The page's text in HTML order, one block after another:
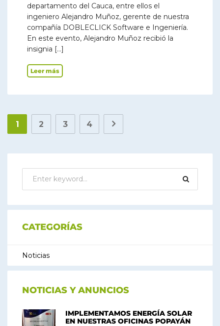
departamento del Cauca, entre ellos el
ingeniero Alejandro Muñoz, gerente de nuestra
compañía DOBLECLICK Software e Ingeniería.
En este evento, Alejandro Muñoz recibió la
insignia […]
Leer más
1 2 3 4
CATEGORÍAS
Noticias
NOTICIAS Y ANUNCIOS
IMPLEMENTAMOS ENERGÍA SOLAR
EN NUESTRAS OFICINAS POPAYÁN